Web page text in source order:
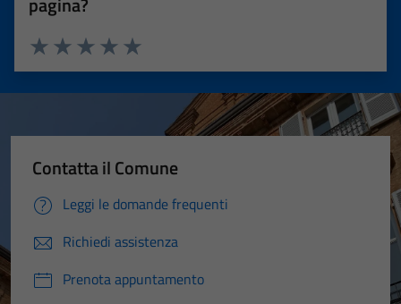
Valuta 5 stelle su 5
Valuta 4 stelle su 5
Valuta 3 stelle su 5
Valuta 2 stelle su 5
Valuta 1 stelle su 5
Contatta il Comune
Leggi le domande frequenti
Richiedi assistenza
Prenota appuntamento